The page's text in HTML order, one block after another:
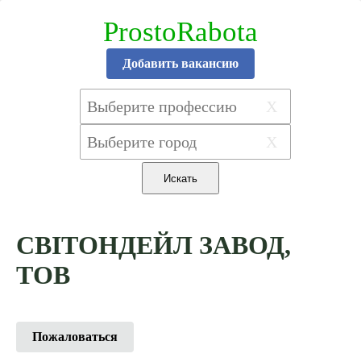
ProstoRabota
Добавить вакансию
X
X
СВІТОНДЕЙЛ ЗАВОД,
ТОВ
Пожаловаться